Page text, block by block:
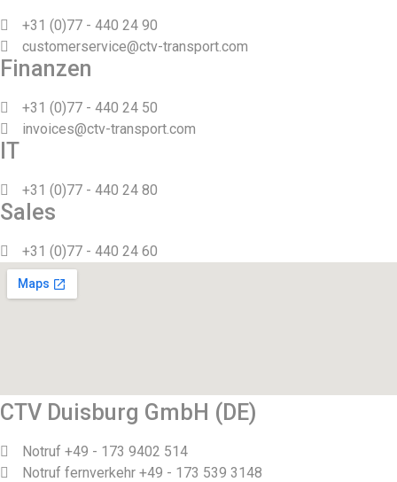
+31 (0)77 - 440 24 90
customerservice@ctv-transport.com
Finanzen
+31 (0)77 - 440 24 50
invoices@ctv-transport.com
IT
+31 (0)77 - 440 24 80
Sales
+31 (0)77 - 440 24 60
CTV Duisburg GmbH (DE)
Notruf +49 - 173 9402 514
Notruf fernverkehr +49 - 173 539 3148